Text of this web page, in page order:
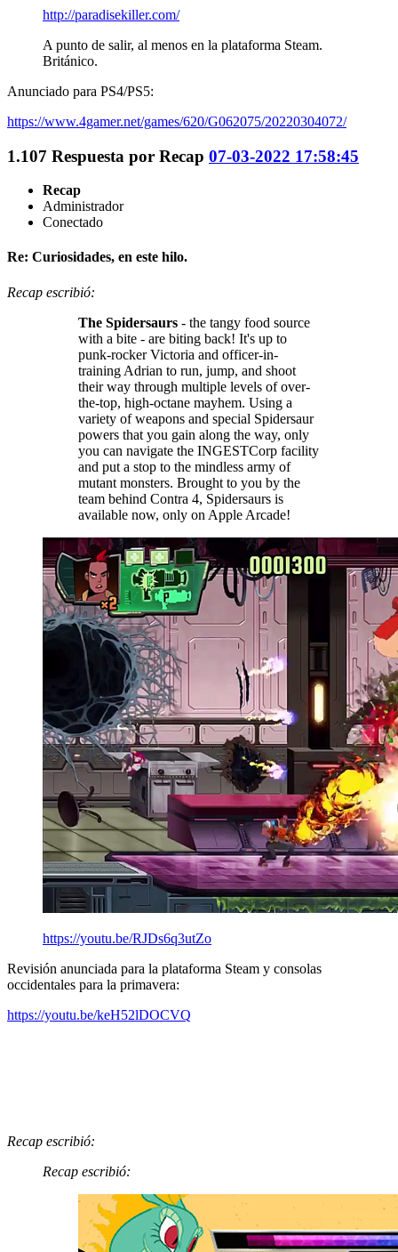
http://paradisekiller.com/
A punto de salir, al menos en la plataforma Steam.
Británico.
Anunciado para PS4/PS5:
https://www.4gamer.net/games/620/G062075/20220304072/
1.107 Respuesta por Recap 07-03-2022 17:58:45
Recap
Administrador
Conectado
Re: Curiosidades, en este hilo.
Recap escribió:
The Spidersaurs - the tangy food source
with a bite - are biting back! It's up to
punk-rocker Victoria and officer-in-
training Adrian to run, jump, and shoot
their way through multiple levels of over-
the-top, high-octane mayhem. Using a
variety of weapons and special Spidersaur
powers that you gain along the way, only
you can navigate the INGESTCorp facility
and put a stop to the mindless army of
mutant monsters. Brought to you by the
team behind Contra 4, Spidersaurs is
available now, only on Apple Arcade!
https://youtu.be/RJDs6q3utZo
Revisión anunciada para la plataforma Steam y consolas
occidentales para la primavera:
https://youtu.be/keH52lDOCVQ
Recap escribió:
Recap escribió: